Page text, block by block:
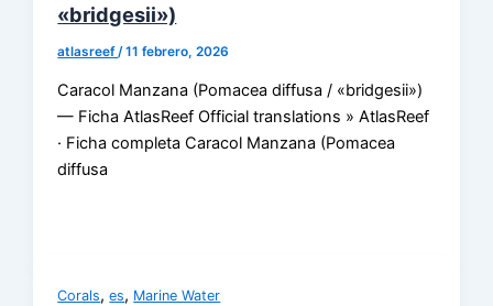
«bridgesii»)
atlasreef /11 febrero, 2026
Caracol Manzana (Pomacea diffusa / «bridgesii»)
— Ficha AtlasReef Official translations » AtlasReef
· Ficha completa Caracol Manzana (Pomacea
diffusa
Corals,es, Marine Water